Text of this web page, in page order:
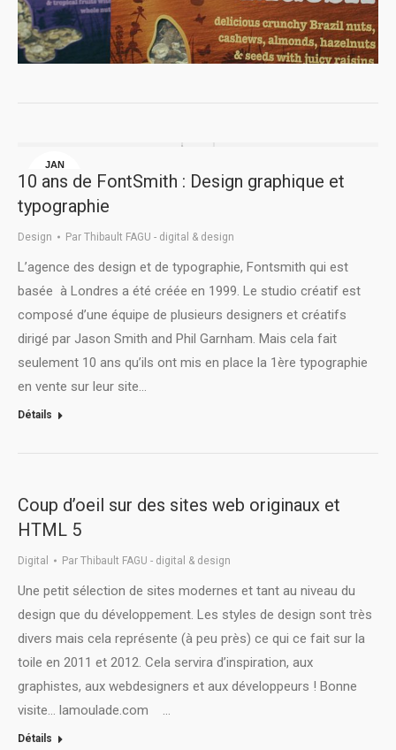
JAN
7
10 ans de FontSmith : Design graphique et
typographie
Design Par Thibault FAGU - digital & design
L’agence des design et de typographie, Fontsmith qui est
basée à Londres a été créée en 1999. Le studio créatif est
composé d’une équipe de plusieurs designers et créatifs
dirigé par Jason Smith and Phil Garnham. Mais cela fait
seulement 10 ans qu’ils ont mis en place la 1ère typographie
en vente sur leur site…
Détails
Coup d’oeil sur des sites web originaux et
HTML 5
Digital Par Thibault FAGU - digital & design
Une petit sélection de sites modernes et tant au niveau du
design que du développement. Les styles de design sont très
divers mais cela représente (à peu près) ce qui ce fait sur la
toile en 2011 et 2012. Cela servira d’inspiration, aux
graphistes, aux webdesigners et aux développeurs ! Bonne
visite… lamoulade.com …
Détails